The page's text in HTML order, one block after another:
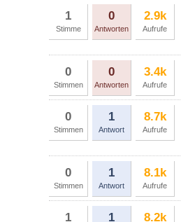
1
Stimme
0
Antworten
2.9k
Aufrufe
0
Stimmen
0
Antworten
3.4k
Aufrufe
0
Stimmen
1
Antwort
8.7k
Aufrufe
0
Stimmen
1
Antwort
8.1k
Aufrufe
1 1 8.2k